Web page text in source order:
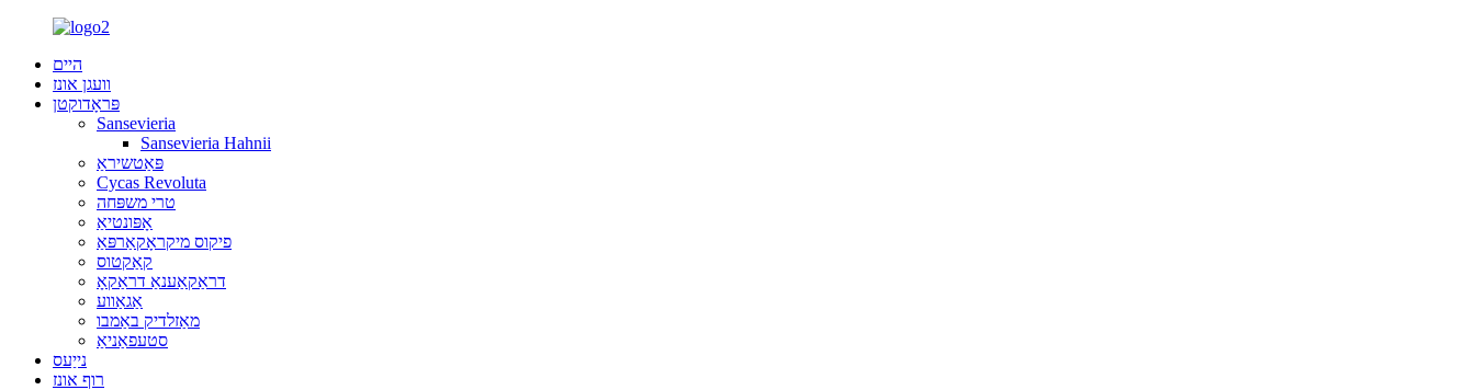
היים
וועגן אונז
פּראָדוקטן
Sansevieria
Sansevieria Hahnii
פּאַטשיראַ
Cycas Revoluta
טרי משפּחה
אָפּונטיאַ
פיקוס מיקראָקאַרפּאַ
קאַקטוס
דראַקאַענאַ דראַקאָ
אַגאַווע
מאַזלדיק באַמבו
סטעפאַניאַ
נייַעס
רוף אונז